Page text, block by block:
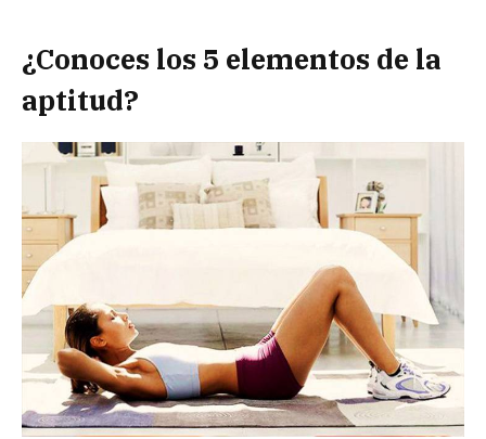
¿Conoces los 5 elementos de la
aptitud?